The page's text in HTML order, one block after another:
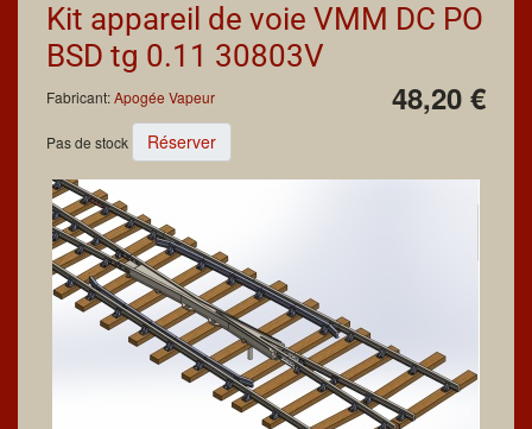
Kit appareil de voie VMM DC PO
BSD tg 0.11 30803V
48,20 €
Fabricant:Apogée Vapeur
Pas de stock Réserver